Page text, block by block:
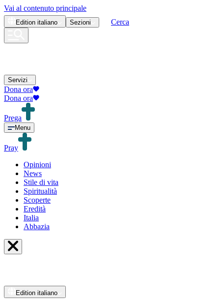
Vai al contenuto principale
Edition italiano Sezioni Cerca
Servizi
Dona ora
Dona ora
Prega
Menu
Pray
Opinioni
News
Stile di vita
Spiritualità
Scoperte
Eredità
Italia
Abbazia
Edition italiano